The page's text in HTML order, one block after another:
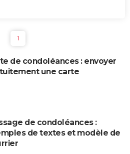
1
de condoléances : envoyer
une carte
de condoléances :
de textes et modèle de